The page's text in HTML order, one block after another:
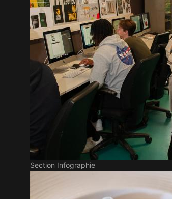
Section Infographie